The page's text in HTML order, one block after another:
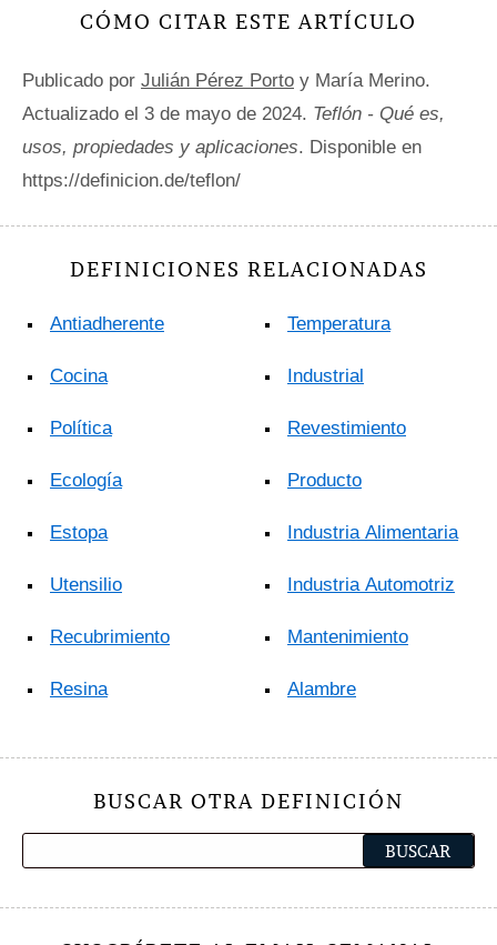
CÓMO CITAR ESTE ARTÍCULO
Publicado por Julián Pérez Porto y María Merino.
Actualizado el 3 de mayo de 2024. Teflón - Qué es,
usos, propiedades y aplicaciones. Disponible en
https://definicion.de/teflon/
DEFINICIONES RELACIONADAS
Antiadherente
Cocina
Política
Ecología
Estopa
Utensilio
Recubrimiento
Resina
Temperatura
Industrial
Revestimiento
Producto
Industria Alimentaria
Industria Automotriz
Mantenimiento
Alambre
BUSCAR OTRA DEFINICIÓN